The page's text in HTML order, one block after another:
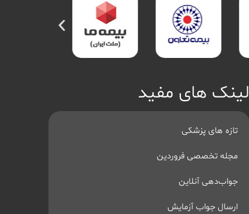
لینک های مفید
تازه های پزشکی
مجله تخصصی فروردین
جواب‌دهی آنلاین
ارسال جواب آزمایش